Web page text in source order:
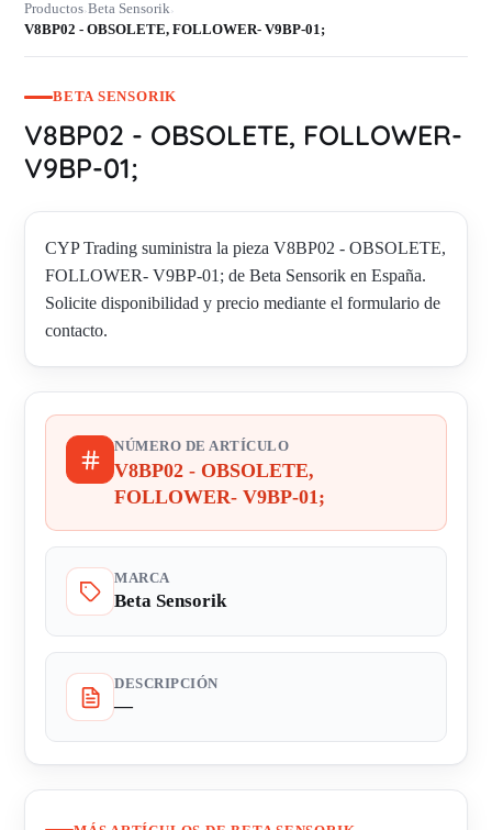
Productos›Beta Sensorik›
V8BP02 - OBSOLETE, FOLLOWER- V9BP-01;
BETA SENSORIK
V8BP02 - OBSOLETE, FOLLOWER-
V9BP-01;
CYP Trading suministra la pieza V8BP02 - OBSOLETE,
FOLLOWER- V9BP-01; de Beta Sensorik en España.
Solicite disponibilidad y precio mediante el formulario de
contacto.
NÚMERO DE ARTÍCULO
V8BP02 - OBSOLETE,
FOLLOWER- V9BP-01;
MARCA
Beta Sensorik
DESCRIPCIÓN
—